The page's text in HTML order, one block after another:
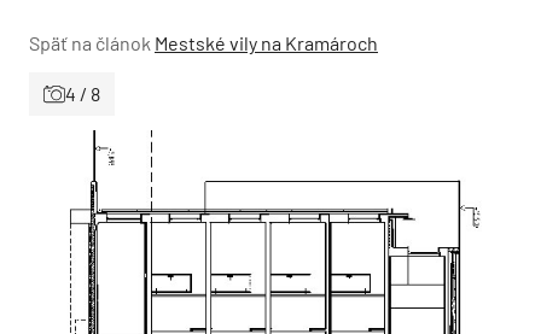
Späť na článok Mestské vily na Kramároch
4 / 8